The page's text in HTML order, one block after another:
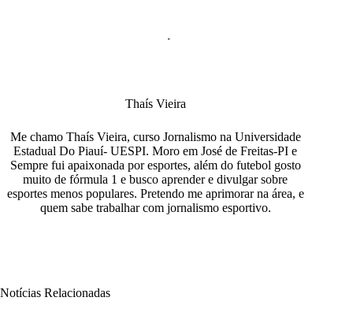
Thaís Vieira
Me chamo Thaís Vieira, curso Jornalismo na Universidade
Estadual Do Piauí- UESPI. Moro em José de Freitas-PI e
Sempre fui apaixonada por esportes, além do futebol gosto
muito de fórmula 1 e busco aprender e divulgar sobre
esportes menos populares. Pretendo me aprimorar na área, e
quem sabe trabalhar com jornalismo esportivo.
Notícias Relacionadas